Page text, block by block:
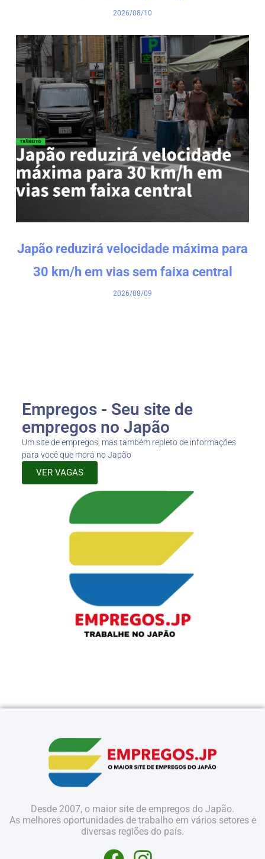
2026/08/10
Japão reduzirá velocidade máxima para
30 km/h em vias sem faixa central
2026/08/09
Empregos - Seu site de
empregos no Japão
Um site de empregos, mas também repleto de informações
para você que mora no Japão
VER VAGAS
Desde 2007, o maior site de empregos do Japão.
As melhores oportunidades de trabalho em vários setores e
diversas regiões do país.